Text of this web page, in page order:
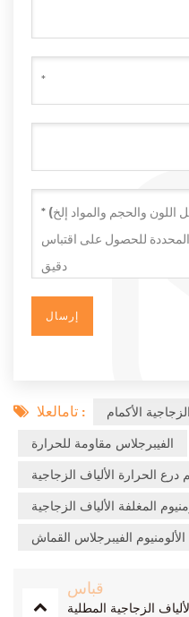
تامالعلا : الأكمام
الفيبرجلاس مقاومة للحرارة
درع الحرارة الألياف الزجاجية
المغلفة الألياف الزجاجية
الألومنيوم الفيبرجلاس القماش
قباس
الزجاجية المطلية